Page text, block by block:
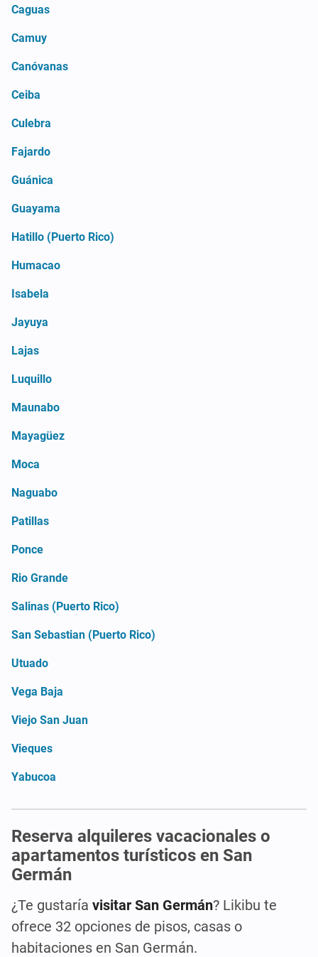
Caguas
Camuy
Canóvanas
Ceiba
Culebra
Fajardo
Guánica
Guayama
Hatillo (Puerto Rico)
Humacao
Isabela
Jayuya
Lajas
Luquillo
Maunabo
Mayagüez
Moca
Naguabo
Patillas
Ponce
Rio Grande
Salinas (Puerto Rico)
San Sebastian (Puerto Rico)
Utuado
Vega Baja
Viejo San Juan
Vieques
Yabucoa
Reserva alquileres vacacionales o
apartamentos turísticos en San
Germán
¿Te gustaría visitar San Germán? Likibu te
ofrece 32 opciones de pisos, casas o
habitaciones en San Germán.